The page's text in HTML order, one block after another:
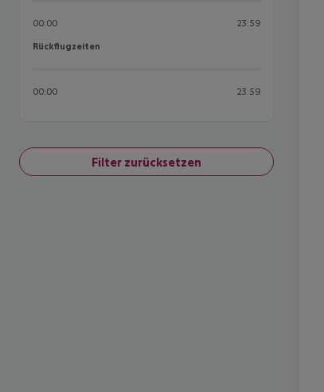
00:00 23:59
Rückflugzeiten
Rückflugzeiten
00:00 23:59
Filter zurücksetzen